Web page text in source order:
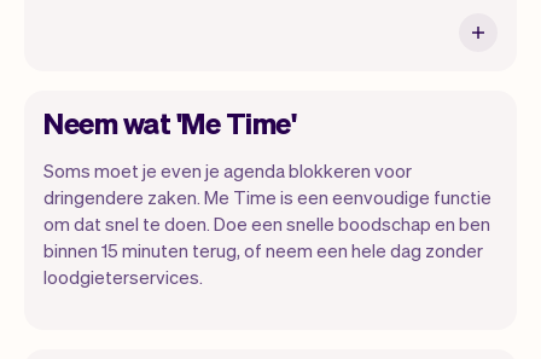
Neem wat 'Me Time'
Soms moet je even je agenda blokkeren voor
dringendere zaken. Me Time is een eenvoudige functie
om dat snel te doen. Doe een snelle boodschap en ben
binnen 15 minuten terug, of neem een hele dag zonder
loodgieterservices.